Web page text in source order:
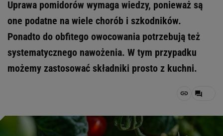
Uprawa pomidorów wymaga wiedzy, ponieważ są
one podatne na wiele chorób i szkodników.
Ponadto do obfitego owocowania potrzebują też
systematycznego nawożenia. W tym przypadku
możemy zastosować składniki prosto z kuchni.